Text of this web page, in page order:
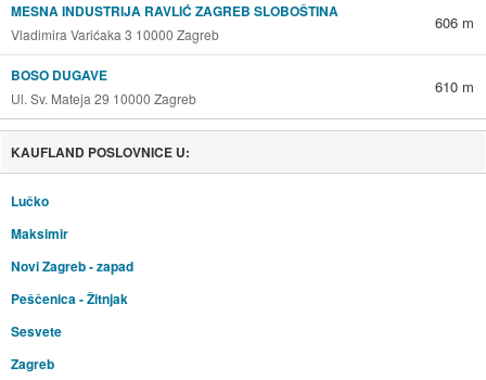
MESNA INDUSTRIJA RAVLIĆ ZAGREB SLOBOŠTINA
Vladimira Varićaka 3 10000 Zagreb
606 m
BOSO DUGAVE
Ul. Sv. Mateja 29 10000 Zagreb
610 m
KAUFLAND POSLOVNICE U:
Lučko
Maksimir
Novi Zagreb - zapad
Peščenica - Žitnjak
Sesvete
Zagreb